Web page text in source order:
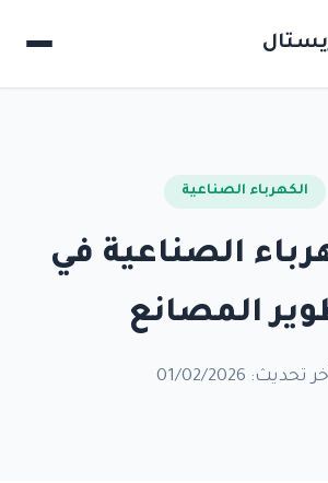
الكهرباء الصناعية
الصناعية في
المصانع
تحديث: 01/02/2026